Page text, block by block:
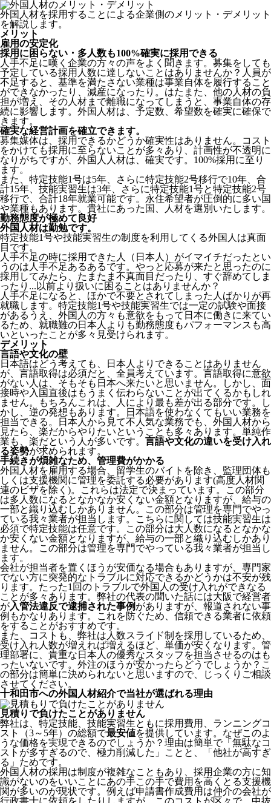
外国人材を採用することによる企業側のメリット・デメリット
を解説します。
メリット
雇用の安定化
採用に困らない・多人数も100%確実に採用できる
人手不足に嘆く企業の方々の声をよく聞きます。募集をしても
予定している採用人数に達しないことはありませんか？人員が
不足すると、基準を満たさない業種は事業自体を履行すること
ができなかったり、減産になったり。はたまた、他の人材の負
担が増え、その人材まで離職になってしまうと、事業自体の存
続に影響します。 外国人材は、予定数、希望数を確実に確保で
きます。
確実な経営計画を確立できます。
募集媒体は、採用できるかどうか確実性はありません。コスト
をかけても採用に至らないことが多々あり、計画性が不透明に
なりがちですが、外国人人材は、確実です。100%採用に至り
ます。
また、特定技能1号は5年、さらに特定技能2号移行で10年、合
計15年、技能実習生は3年、さらに特定技能1号と特定技能2号
移行で、合計18年就業可能です。永住希望者が圧倒的に多い国
や業種もあります。貴社にあった国、人材を選別いたします。
勤務態度が極めて良好
外国人材は勤勉です。
特定技能1号や技能実習生の制度を利用してくる外国人は真面
目 です。
人手不足の時に採用できた人（日本人）がイマイチだったとい
うのは人手不足あるあるです。やっと応募が来たと思ったのに
採用してみたら、たまたま不真面目だったり、すぐ辞めてしま
ったり...以前より扱いに困ることはありませんか？
人手不足になると、ほかで不要とされてしまった人ばかりが再
就職します。特定技能1号や技能実習生では一定の試験や面接
があるうえ、外国人の方々も意欲をもって日本に働きに来てい
るため、就職難の日本人よりも勤務態度もパフォーマンスも高
いといったことが多々見受けられます。
デメリット
言語や文化の壁
日本語はどう考えても、日本人よりできることはありません
が、言語取得は必須だと、全員考えています。言語取得に意欲
がない人は、そもそも日本へ来たいと思いません。しかし、面
接時や入国直後はもうまく伝わらないことが出てくるかもしれ
ません。
もちろんこれは、人により最も差が出る部分です。し
かし、逆の発想もあります。日本語を使わなくてもいい業務を
担当できる。日本人から見て不人気な業務でも、外国人材から
見たら、楽だからやりたいということも多々あります。単純作
業も、楽だという人が多いです。 言語や文化の違いを受け入れ
る姿勢が求められます。
手続きが煩雑なため、管理費がかかる
外国人材を雇用する場合、留学生のバイトを除き、 監理団体も
しくは支援機関に管理を委託する必要があります(高度人材関
連のビザを除く)。これらは法定で決まっています。この部分
は多人数になるとなかなか安くない金額となりますが、給与の
一部と織り込むしかありません。この部分は管理を専門でやっ
ている我々業者が担当します。こちらに関しては技能実習生は
必須で特定技能は任意です。この部分は大人数になるとなかな
か安くない金額となりますが、給与の一部と織り込むしかあり
ません。この部分は管理を専門でやっている我々業者が担当し
ます。
会社が担当者を置くほうが安価なる場合もありますが、専門家
でない方に突発的なトラブルに対応できるかどうかは不安が残
ります。たった1回のトラブルで外国人の受け入れができなる
ことが多々あります。弊社の代表の聞いた話には大阪で経営者
が入管法違反で逮捕された事例 がありますが、報道されない事
例もかなりあります。これを防ぐため、信頼できる業者に依頼
をすることがおすすめです。
また、コストも、弊社は人数スライド制を採用しているため、
受け入れ人数が増えれば増えるほど、単価が安くなります。管
理部署に、貴重な日本人の優秀なスタッフを担当させるのはも
ったいないです。外注のほうが安かったらどうでしょうか？こ
の部分は簡単に決められないと思いますので、じっくりご相談
させてください。
十和田市への外国人材紹介で当社が選ばれる理由
見積りで負けたことがありません
弊社は、特定技能、技能実習生ともに採用費用、ランニングコ
スト（3～5年）の総額で最安値を提供しています。なぜこのよ
うな価格を実現できるのでしょうか？理由は簡単で「無駄なコ
ストが多すぎるので、極力削減した」ことと、
「他社が高すぎ
る」 ためです。
外国人材の採用は制度が複雑なこともあり、採用企業の方に知
識がないのをいいことにあの手この手で費用を高くとる支援機
関が多いのが現状です。例えば申請書作成費用は仲介の会社が